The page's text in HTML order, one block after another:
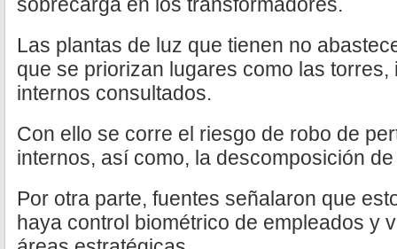
Las plantas de luz que tienen no
que se priorizan lugares como las
internos consultados.
Con ello se corre el riesgo de robo de
internos, así como, la descomposición
Por otra parte, fuentes señalaron que
haya control biométrico de empleados y